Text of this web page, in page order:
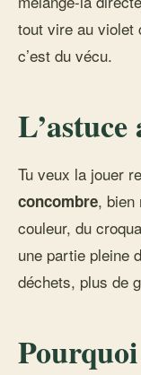
tout vire au violet
c’est du vécu.
Tu veux la jouer
concombre, bien
couleur, du
une partie pleine
déchets, plus de